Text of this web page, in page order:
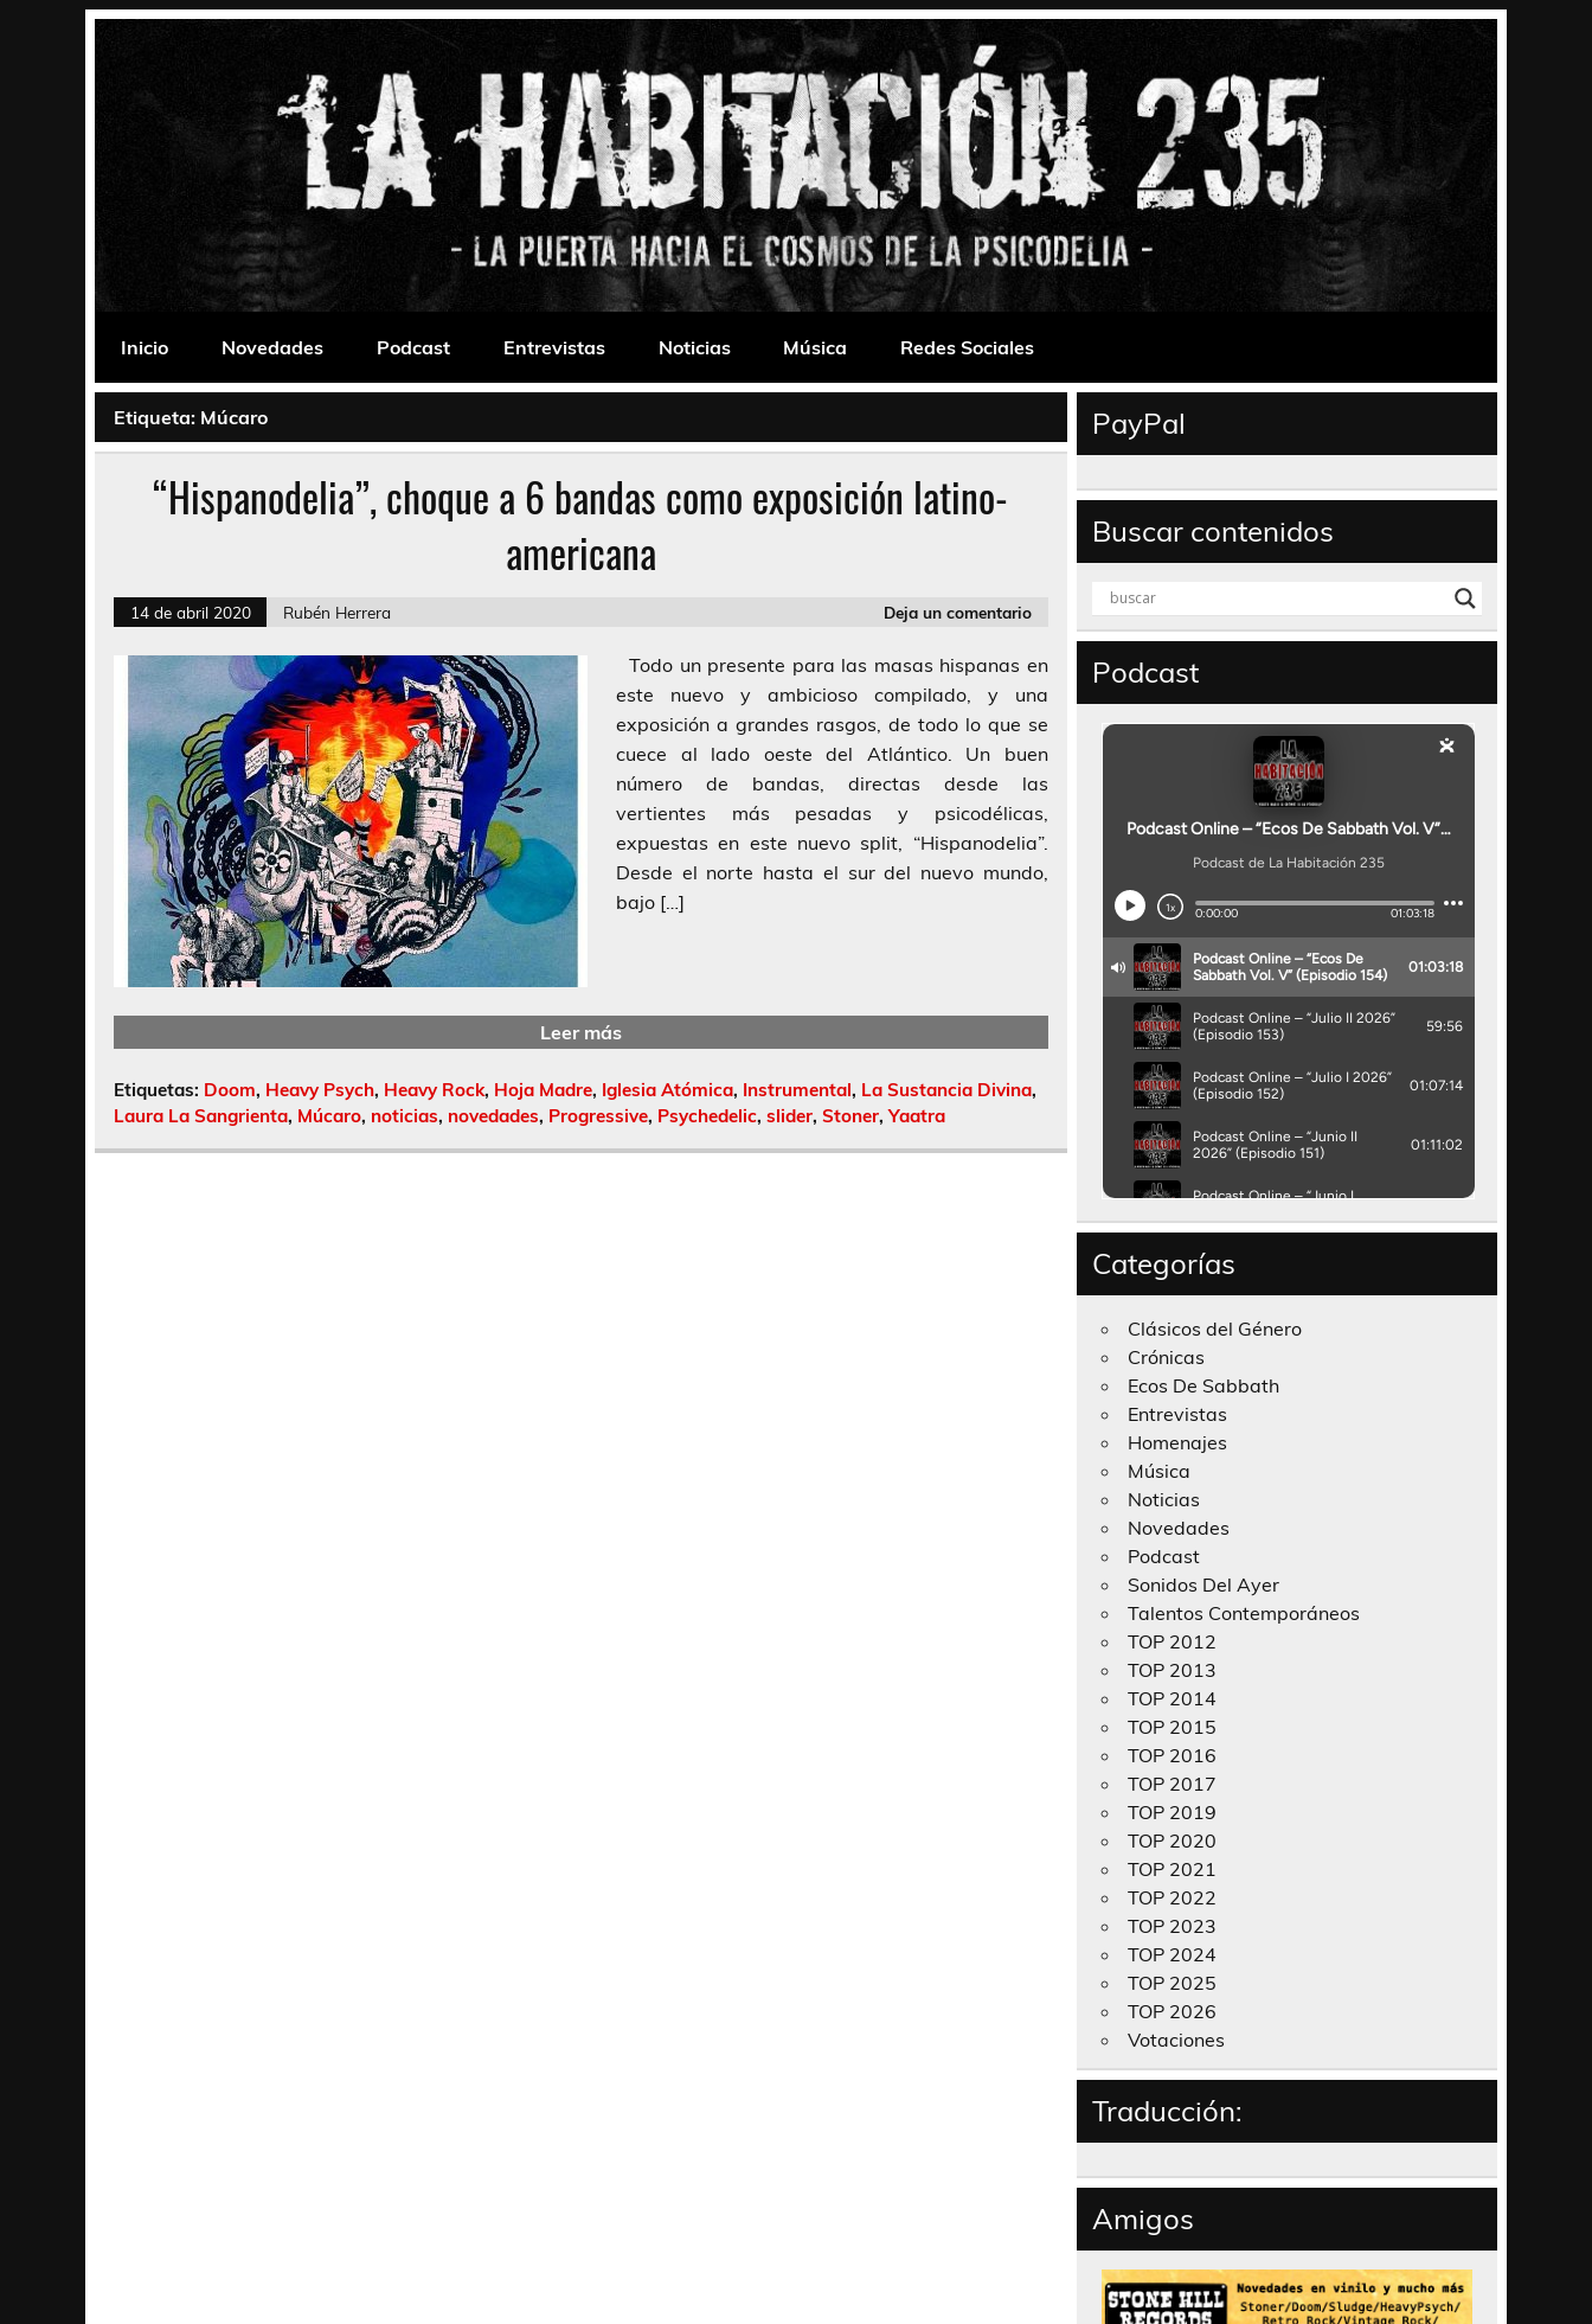
La Habitación 235
Inicio
Novedades Podcast Entrevistas Noticias Música Redes Sociales
Etiqueta: Múcaro
“Hispanodelia”, choque a 6 bandas como exposición latino-
americana
14 de abril 2020 Rubén Herrera Deja un comentario
Todo un presente para las masas hispanas en
este nuevo y ambicioso compilado, y una
exposición a grandes rasgos, de todo lo que se
cuece al lado oeste del Atlántico. Un buen
número de bandas, directas desde las
vertientes más pesadas y psicodélicas,
expuestas en este nuevo split, “Hispanodelia”.
Desde el norte hasta el sur del nuevo mundo,
bajo […]
Leer más
Etiquetas: Doom, Heavy Psych, Heavy Rock, Hoja Madre, Iglesia Atómica, Instrumental, La Sustancia Divina,
Laura La Sangrienta, Múcaro, noticias, novedades, Progressive, Psychedelic, slider, Stoner,Yaatra
PayPal
Buscar contenidos
Podcast
Categorías
Clásicos del Género
Crónicas
Ecos De Sabbath
Entrevistas
Homenajes
Música
Noticias
Novedades
Podcast
Sonidos Del Ayer
Talentos Contemporáneos
TOP 2012
TOP 2013
TOP 2014
TOP 2015
TOP 2016
TOP 2017
TOP 2019
TOP 2020
TOP 2021
TOP 2022
TOP 2023
TOP 2024
TOP 2025
TOP 2026
Votaciones
Traducción:
Amigos